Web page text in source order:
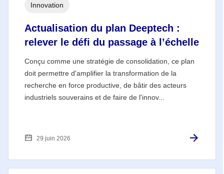
Actualisation du plan Deeptech :
relever le défi du passage à l’échelle
Conçu comme une stratégie de consolidation, ce plan
doit permettre d'amplifier la transformation de la
recherche en force productive, de bâtir des acteurs
industriels souverains et de faire de l'innov...
Innovation
29 juin 2026